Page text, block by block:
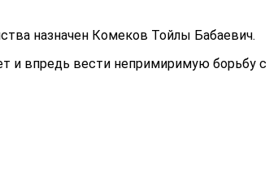
назначен Комеков Тойлы Бабаевич.
и впредь вести непримиримую борьбу с